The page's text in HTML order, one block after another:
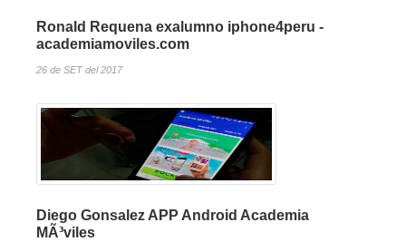
Ronald Requena exalumno iphone4peru -
academiamoviles.com
26 de SET del 2017
Diego Gonsalez APP Android Academia
MÃ³viles